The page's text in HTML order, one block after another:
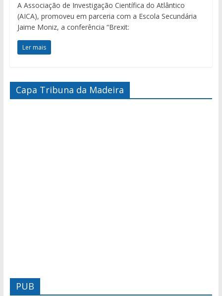
A Associação de Investigação Científica do Atlântico
(AICA), promoveu em parceria com a Escola Secundária
Jaime Moniz, a conferência “Brexit:
Ler mais
Capa Tribuna da Madeira
PUB